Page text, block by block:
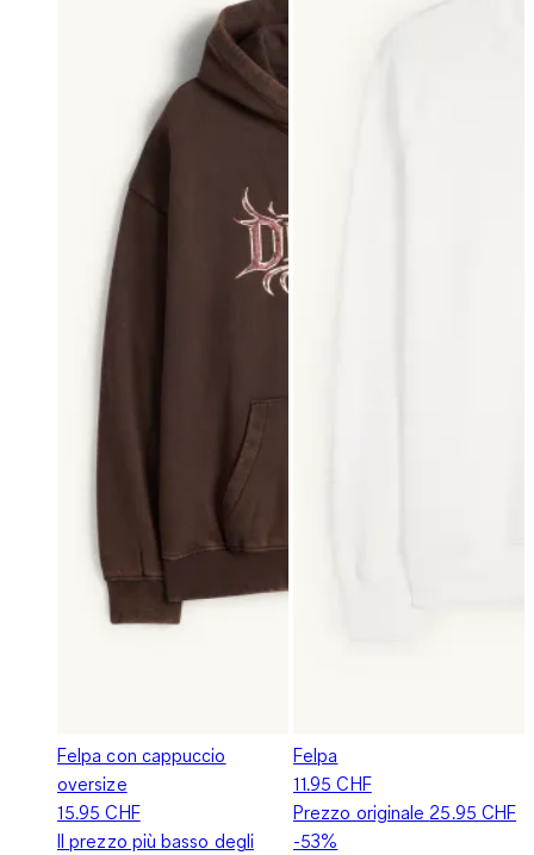
Felpa con cappuccio
oversize
15.95 CHF
Il prezzo più basso degli
Felpa
11.95 CHF
Prezzo originale 25.95 CHF
-53%